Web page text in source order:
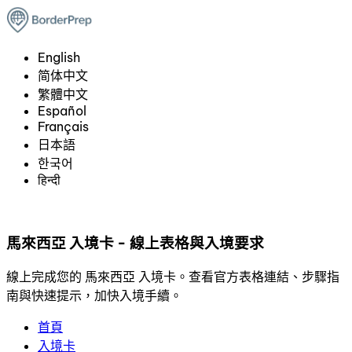
English
简体中文
繁體中文
Español
Français
日本語
한국어
हिन्दी
馬來西亞 入境卡 - 線上表格與入境要求
線上完成您的 馬來西亞 入境卡。查看官方表格連結、步驟指
南與快速提示，加快入境手續。
首頁
入境卡